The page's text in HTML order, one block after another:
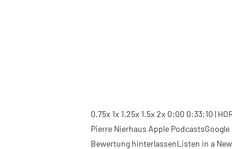
0.75x 1x 1.25x 1.5x 2x 0:00 0:33:10 |
Pierre Nierhaus Apple
Bewertung hinterlassenListen in a New